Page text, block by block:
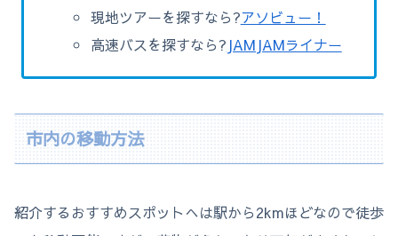
現地ツアーを探すなら?アソビュー！
高速バスを探すなら? JAMJAMライナー
市内の移動方法
紹介するおすすめスポットへは駅から2kmほどなので徒歩